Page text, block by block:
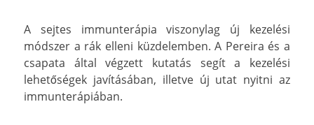
A sejtes immunterápia viszonylag új kezelési
módszer a rák elleni küzdelemben. A Pereira és a
csapata által végzett kutatás segít a kezelési
lehetőségek javításában, illetve új utat nyitni az
immunterápiában.